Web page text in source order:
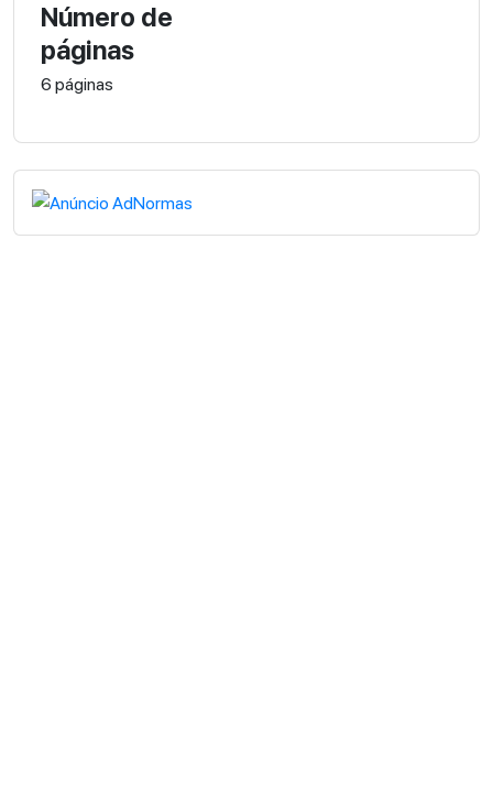
Número de
páginas
6 páginas